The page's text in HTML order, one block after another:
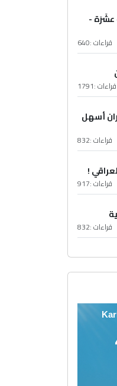
عشَرَة -
قراءات :640
قراءات :1791
أسهل
قراءات :832
!
قراءات :917
قراءات :832